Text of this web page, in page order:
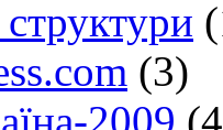
(3)
2009